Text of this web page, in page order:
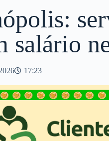
salário
17:23